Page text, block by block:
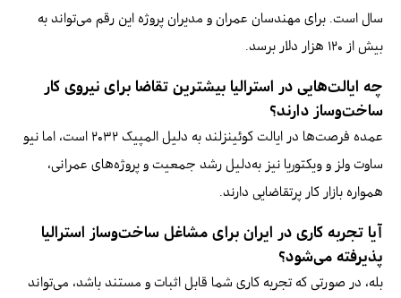
سال است. برای مهندسان عمران و مدیران پروژه این رقم می‌تواند به
بیش از ۱۲۰ هزار دلار برسد.
چه ایالت‌هایی در استرالیا بیشترین تقاضا برای نیروی کار
ساخت‌وساز دارند؟
عمده فرصت‌ها در ایالت کوئینزلند به دلیل المپیک ۲۰۳۲ است، اما نیو
ساوت ولز و ویکتوریا نیز به‌دلیل رشد جمعیت و پروژه‌های عمرانی،
همواره بازار کار پرتقاضایی دارند.
آیا تجربه کاری در ایران برای مشاغل ساخت‌وساز استرالیا
پذیرفته می‌شود؟
بله، در صورتی که تجربه کاری شما قابل اثبات و مستند باشد، می‌تواند